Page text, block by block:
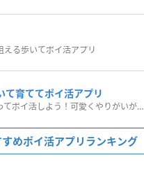
える歩いてポイ活アプリ
て育ててポイ活アプリ
ペットを育ってポイ活しよう！可愛くやりがいがある新感覚アプリ
すめポイ活アプリランキング